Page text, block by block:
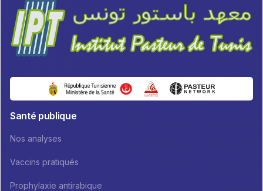
Santé publique
Nos analyses
Vaccins pratiqués
Prophylaxie antirabique